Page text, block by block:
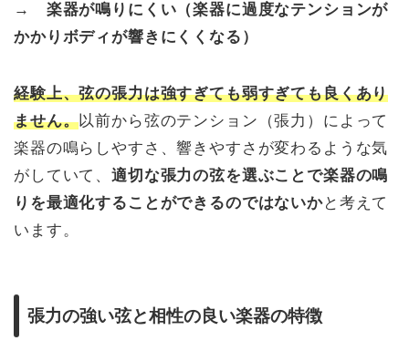
→ 楽器が鳴りにくい（楽器に過度なテンションが
かかりボディが響きにくくなる）
経験上、弦の張力は強すぎても弱すぎても良くあり
ません。以前から弦のテンション（張力）によって
楽器の鳴らしやすさ、響きやすさが変わるような気
がしていて、適切な張力の弦を選ぶことで楽器の鳴
りを最適化することができるのではないかと考えて
います。
張力の強い弦と相性の良い楽器の特徴